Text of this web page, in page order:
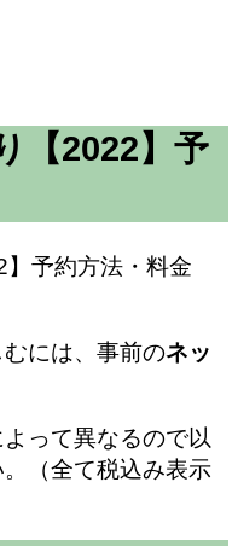
【2022】予
には、事前のネッ
って異なるので以
（全て税込み表示